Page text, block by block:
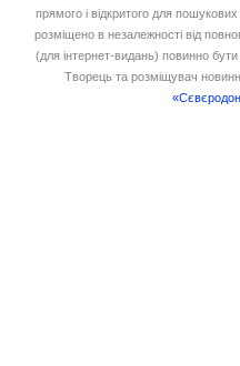
прямого і відкритого для
розміщено в незалежності від
(для інтернет-видань) повинно
Творець та розміщувач